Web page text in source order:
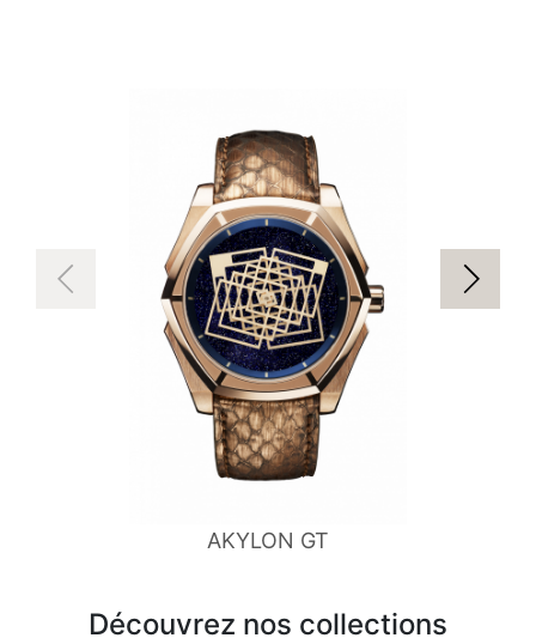
AKYLON GT
Découvrez nos collections